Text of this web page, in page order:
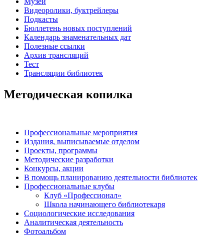
Видеоролики, буктрейлеры
Подкасты
Бюллетень новых поступлений
Календарь знаменательных дат
Полезные ссылки
Архив трансляций
Тест
Трансляции библиотек
Методическая копилка
Профессиональные мероприятия
Издания, выписываемые отделом
Проекты, программы
Методические разработки
Конкурсы, акции
В помощь планированию деятельности библиотек
Профессиональные клубы
Клуб «Профессионал»
Школа начинающего библиотекаря
Социологические исследования
Аналитическая деятельность
Фотоальбом